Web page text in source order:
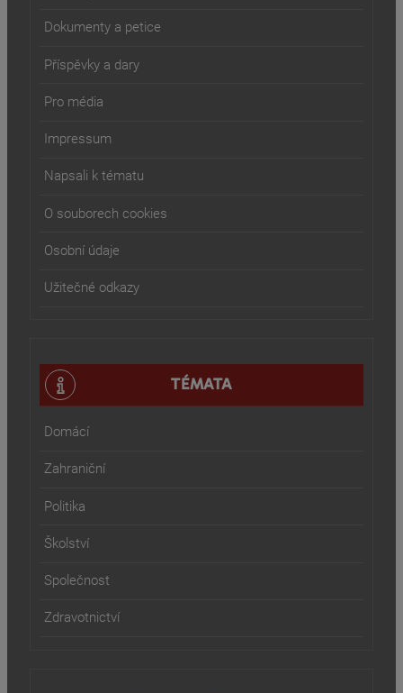
Dokumenty a petice
Příspěvky a dary
Pro média
Impressum
Napsali k tématu
O souborech cookies
Osobní údaje
Užitečné odkazy
TÉMATA
Domácí
Zahraniční
Politika
Školství
Společnost
Zdravotnictví